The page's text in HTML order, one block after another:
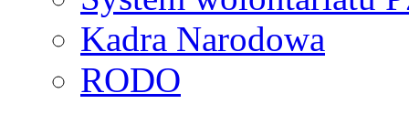
Kadra Narodowa
RODO